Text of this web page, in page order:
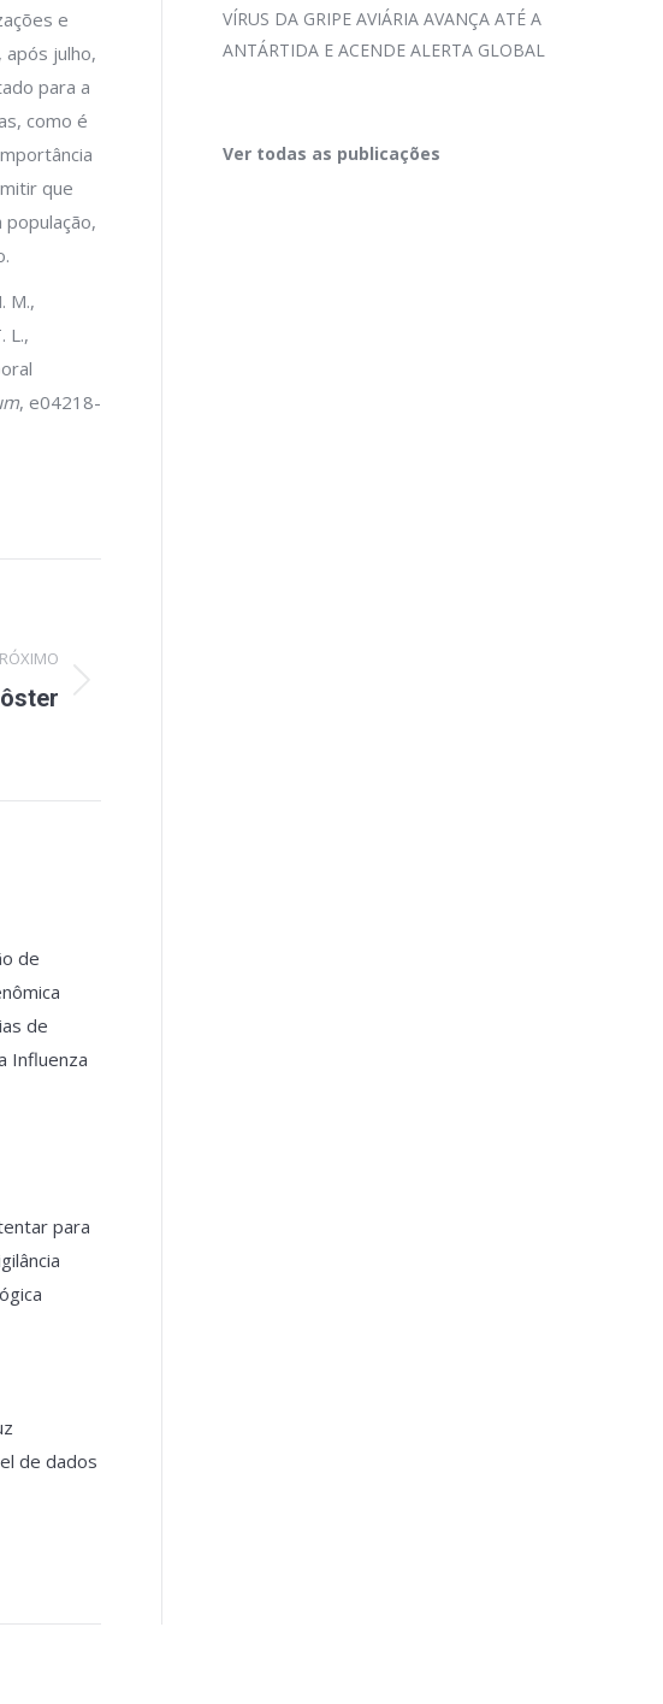
e
julho,
para a
como é
que
M.,
L.,
, e04218-
de
de
Influenza
para
de dados
VÍRUS DA GRIPE AVIÁRIA AVANÇA ATÉ A
ANTÁRTIDA E ACENDE ALERTA GLOBAL
Ver todas as publicações